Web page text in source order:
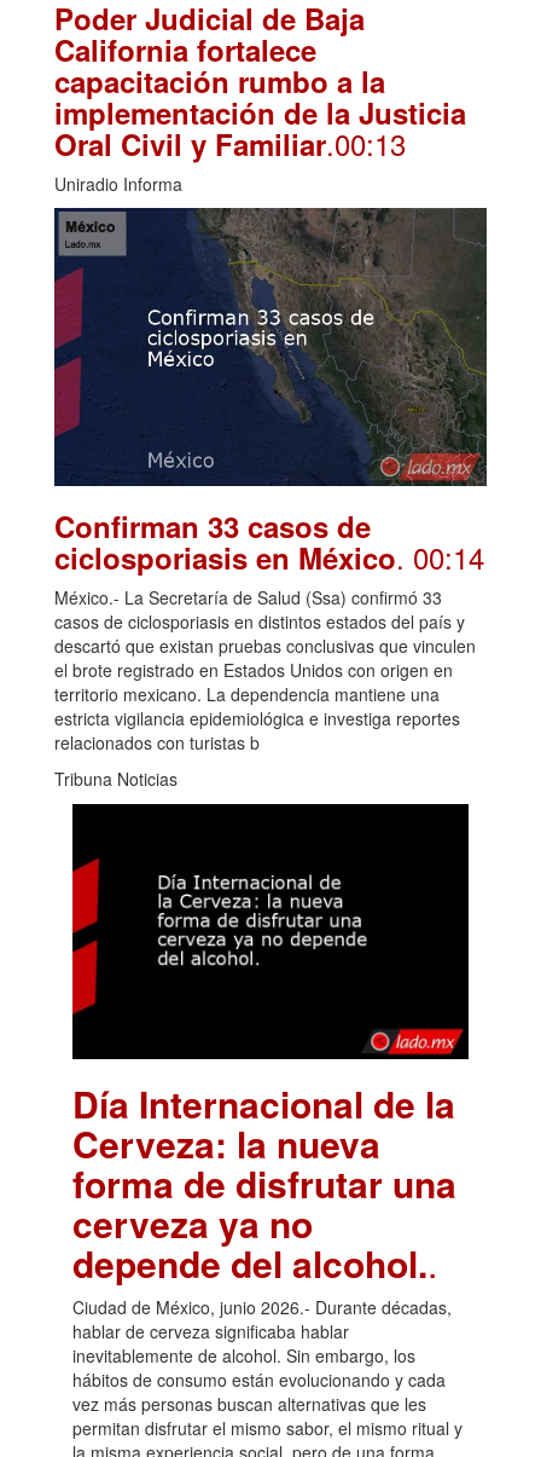
Poder Judicial de Baja
California fortalece
capacitación rumbo a la
implementación de la Justicia
Oral Civil y Familiar.00:13
Uniradio Informa
Confirman 33 casos de
ciclosporiasis en México. 00:14
México.- La Secretaría de Salud (Ssa) confirmó 33
casos de ciclosporiasis en distintos estados del país y
descartó que existan pruebas conclusivas que vinculen
el brote registrado en Estados Unidos con origen en
territorio mexicano. La dependencia mantiene una
estricta vigilancia epidemiológica e investiga reportes
relacionados con turistas b
Tribuna Noticias
Día Internacional de la
Cerveza: la nueva
forma de disfrutar una
cerveza ya no
depende del alcohol..
Ciudad de México, junio 2026.- Durante décadas,
hablar de cerveza significaba hablar
inevitablemente de alcohol. Sin embargo, los
hábitos de consumo están evolucionando y cada
vez más personas buscan alternativas que les
permitan disfrutar el mismo sabor, el mismo ritual y
la misma experiencia social, pero de una forma